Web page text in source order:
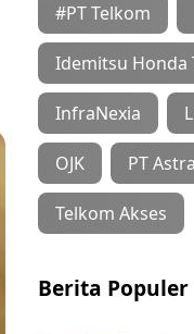
#PT Telkom
Idemitsu Honda
InfraNexia
OJK PT
Telkom Akses
Berita Populer